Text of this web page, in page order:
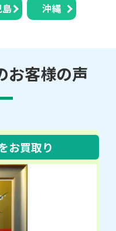
沖縄
お客様の声
お買取り